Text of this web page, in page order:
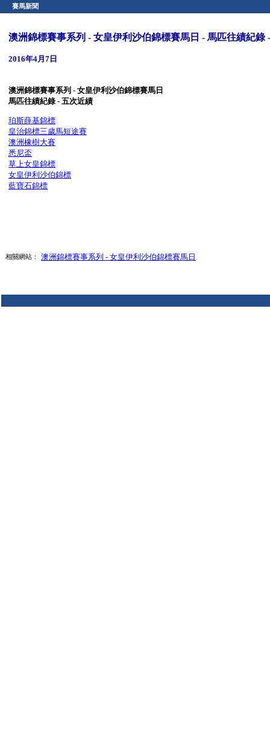
賽馬新聞
澳洲錦標賽事系列 - 女皇伊利沙伯錦標賽馬日 - 馬匹往績紀錄
2016年4月7日
澳洲錦標賽事系列 - 女皇伊利沙伯錦標賽馬日
馬匹往績紀錄- 五次近績
珀斯薛基錦標
皇治錦標三歲馬短途賽
澳洲橡樹大賽
悉尼盃
草上女皇錦標
女皇伊利沙伯錦標
藍寶石錦標
相關網站： 澳洲錦標賽事系列 - 女皇伊利沙伯錦標賽馬日